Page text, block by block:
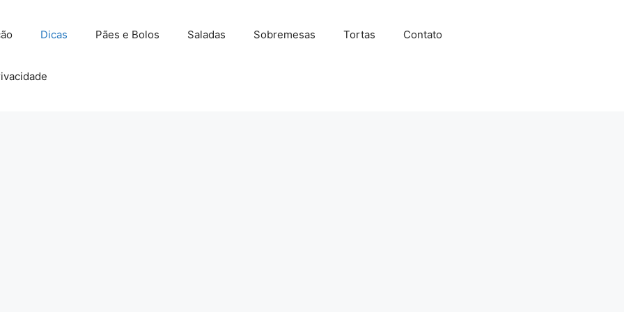
Dicas Pães e Bolos Saladas Sobremesas Tortas Contato